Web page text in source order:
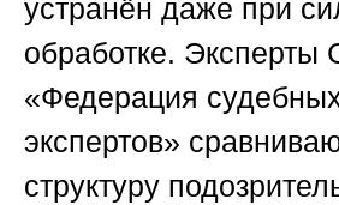
устранён даже при
обработке. Эксперты
«Федерация
экспертов»
структуру